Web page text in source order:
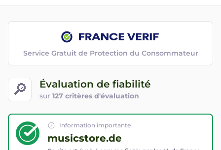
🔎 Évaluation de fiabilité
sur 127 critères d'évaluation
Service Gratuit de Protection du Consommateur
Information importante
musicstore.de